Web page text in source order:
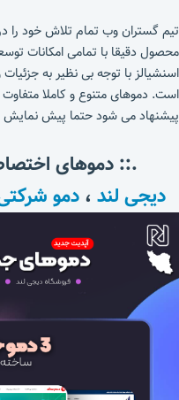
تیم گستران وب تمام تلاش خود را
محصول دقیقا با تمامی امکانات
اسنشیالز با توجه بی نظیر به
است. دموهای متنوع و کاملا
پیشنهاد می شود حتما پیش نمایش
.:: دموهای
دیجی لند ، دمو